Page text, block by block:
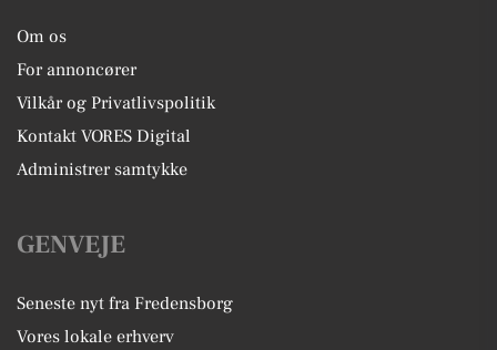
Om os
For annoncører
Vilkår og Privatlivspolitik
Kontakt VORES Digital
Administrer samtykke
GENVEJE
Seneste nyt fra Fredensborg
Vores lokale erhverv